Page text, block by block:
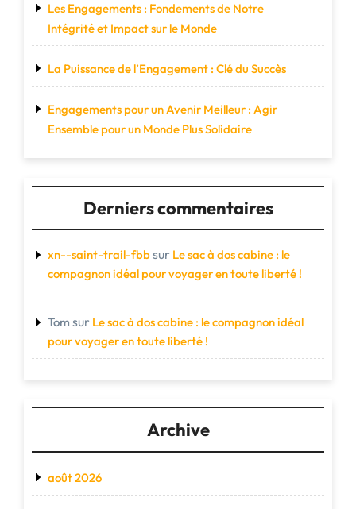
Les Engagements : Fondements de Notre
Intégrité et Impact sur le Monde
La Puissance de l’Engagement : Clé du Succès
Engagements pour un Avenir Meilleur : Agir
Ensemble pour un Monde Plus Solidaire
Derniers commentaires
xn--saint-trail-fbbsur Le sac à dos cabine : le
compagnon idéal pour voyager en toute liberté !
Tom sur Le sac à dos cabine : le compagnon idéal
pour voyager en toute liberté !
Archive
août 2026